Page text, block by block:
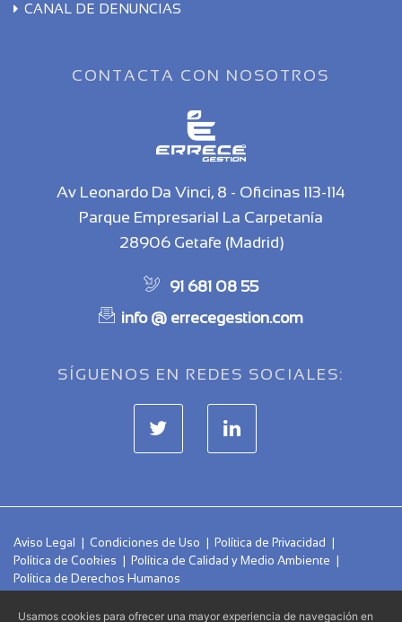
CANAL DE DENUNCIAS
CONTACTA CON NOSOTROS
Av Leonardo Da Vinci, 8 - Oficinas 113-114
Parque Empresarial La Carpetanía
28906 Getafe (Madrid)
91 681 08 55
info @ errecegestion.com
SÍGUENOS EN REDES SOCIALES:
Aviso Legal | Condiciones de Uso | Política de Privacidad |
Política de Cookies | Política de Calidad y Medio Ambiente |
Política de Derechos Humanos
Usamos cookies para ofrecer una mayor experiencia de navegación en